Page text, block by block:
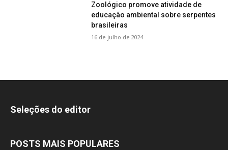
Zoológico promove atividade de
educação ambiental sobre serpentes
brasileiras
16 de julho de 2024
Seleções do editor
POSTS MAIS POPULARES